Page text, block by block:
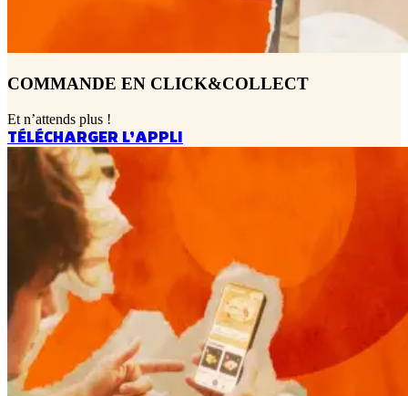
COMMANDE EN CLICK&COLLECT
Et n’attends plus !
TÉLÉCHARGER L’APPLI